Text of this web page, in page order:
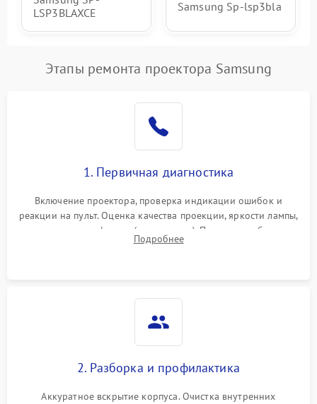
LSP3BLAXCE
Samsung Sp-lsp3bla
Этапы ремонта проектора Samsung
1. Первичная диагностика
Включение проектора, проверка индикации ошибок и
реакции на пульт. Оценка качества проекции, яркости лампы,
наличия артефактов (точки, пятна). Проверка работы
системы охлаждения по уровню шума вентиляторов.
Подробнее
2. Разборка и профилактика
Аккуратное вскрытие корпуса. Очистка внутренних